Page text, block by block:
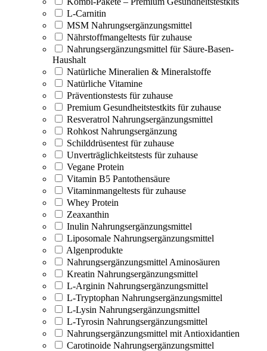
L-Carnitin
MSM Nahrungsergänzungsmittel
Nährstoffmangeltests für zuhause
Nahrungsergänzungsmittel für Säure-Basen-
Haushalt
Natürliche Mineralien & Mineralstoffe
Natürliche Vitamine
Präventionstests für zuhause
Premium Gesundheitstestkits für zuhause
Resveratrol Nahrungsergänzungsmittel
Rohkost Nahrungsergänzung
Schilddrüsentest für zuhause
Unverträglichkeitstests für zuhause
Vegane Protein
Vitamin B5 Pantothensäure
Vitaminmangeltests für zuhause
Whey Protein
Zeaxanthin
Inulin Nahrungsergänzungsmittel
Liposomale Nahrungsergänzungsmittel
Algenprodukte
Nahrungsergänzungsmittel Aminosäuren
Kreatin Nahrungsergänzungsmittel
L-Arginin Nahrungsergänzungsmittel
L-Tryptophan Nahrungsergänzungsmittel
L-Lysin Nahrungsergänzungsmittel
L-Tyrosin Nahrungsergänzungsmittel
Nahrungsergänzungsmittel mit Antioxidantien
Carotinoide Nahrungsergänzungsmittel